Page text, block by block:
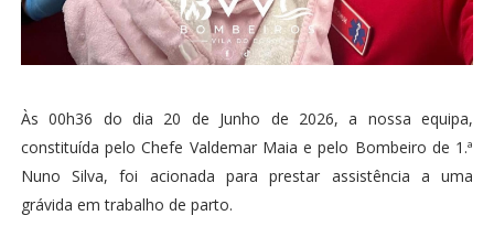
Às 00h36 do dia 20 de Junho de 2026, a nossa equipa,
constituída pelo Chefe Valdemar Maia e pelo Bombeiro de 1.ª
Nuno Silva, foi acionada para prestar assistência a uma
grávida em trabalho de parto.